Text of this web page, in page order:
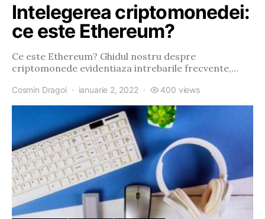
Intelegerea criptomonedei:
ce este Ethereum?
Ce este Ethereum? Ghidul nostru despre
criptomonede evidentiaza intrebarile frecvente,…
Cosmin Dragoi ianuarie 2, 2022 400 views